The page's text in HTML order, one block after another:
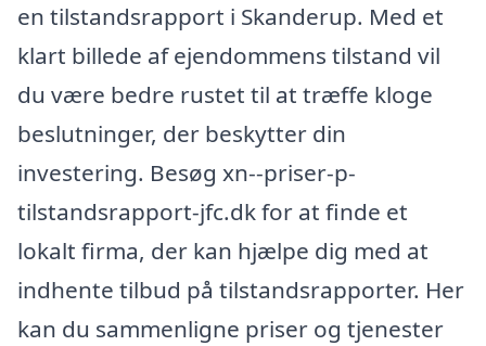
en tilstandsrapport i Skanderup. Med et
klart billede af ejendommens tilstand vil
du være bedre rustet til at træffe kloge
beslutninger, der beskytter din
investering. Besøg xn--priser-p-
tilstandsrapport-jfc.dk for at finde et
lokalt firma, der kan hjælpe dig med at
indhente tilbud på tilstandsrapporter. Her
kan du sammenligne priser og tjenester